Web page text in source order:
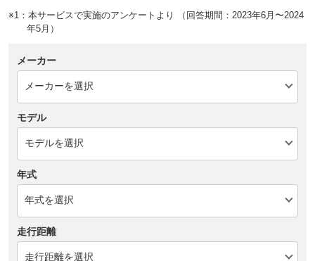
※1：本サービスで実施のアンケートより （回答期間：2023年6月〜2024
年5月）
メーカー
モデル
年式
走行距離